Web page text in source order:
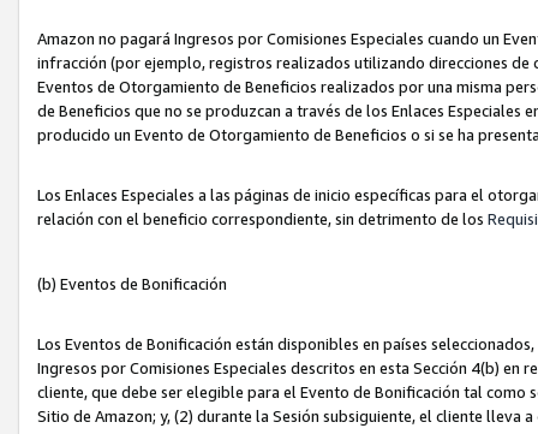
Amazon no pagará Ingresos por Comisiones Especiales cuando un
infracción (por ejemplo, registros realizados utilizando direcciones
Eventos de Otorgamiento de Beneficios realizados por una misma
de Beneficios que no se produzcan a través de los Enlaces Especiales
producido un Evento de Otorgamiento de Beneficios o si se ha
Los Enlaces Especiales a las páginas de inicio específicas para el
relación con el beneficio correspondiente, sin detrimento de los
(b) Eventos de Bonificación
Los Eventos de Bonificación están disponibles en países
Ingresos por Comisiones Especiales descritos en esta Sección 4(b) en
cliente, que debe ser elegible para el Evento de Bonificación tal como
Sitio de Amazon; y, (2) durante la Sesión subsiguiente, el cliente lleva